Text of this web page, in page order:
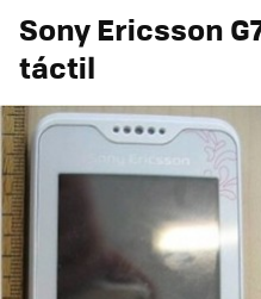
Sony Ericsson
táctil